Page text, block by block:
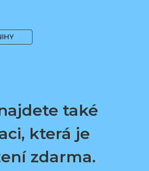
také
která je
zdarma.